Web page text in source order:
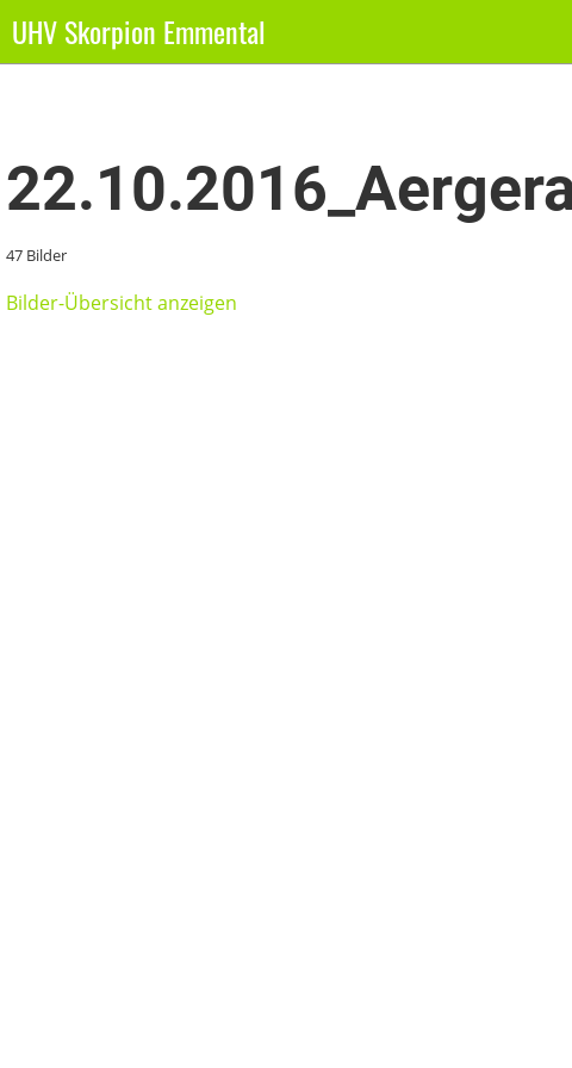
UHV Skorpion Emmental
Zurück
47 Bilder
Bilder-Übersicht anzeigen